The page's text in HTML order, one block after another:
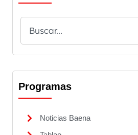
Programas
Noticias Baena